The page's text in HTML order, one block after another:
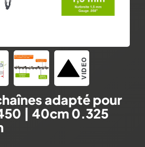
VIDEO
adapté pour
| 40cm 0.325